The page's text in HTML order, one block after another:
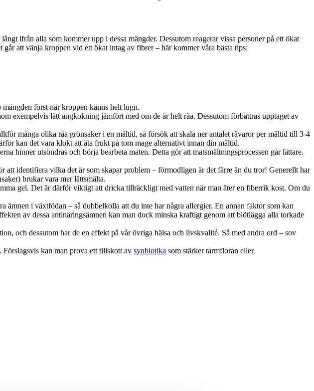
ifrån alla som kommer upp i dessa mängder. Dessutom reagerar vissa personer på ett ökat
att vänja kroppen vid ett ökat intag av fibrer – här kommer våra bästa tips:
först när kroppen känns helt lugn.
exempelvis lätt ångkokning jämfört med om de är helt råa. Dessutom förbättras upptaget av
många olika råa grönsaker i en måltid, så försök att skala ner antalet råvaror per måltid till 3-4
kan det vara klokt att äta frukt på tom mage alternativt innan din måltid.
hinner utsöndras och börja bearbeta maten. Detta gör att matsmältningsprocessen går lättare.
identifiera vilka det är som skapar problem – förmodligen är det färre än du tror! Generellt har
brukar vara mer lättsmälta.
gel. Det är därför viktigt att dricka tillräckligt med vatten när man äter en fiberrik kost. Om du
ämnen i växtfödan – så dubbelkolla att du inte har några allergier. En annan faktor som kan
av dessa antinäringsämnen kan man dock minska kraftigt genom att blötlägga alla torkade
och dessutom har de en effekt på vår övriga hälsa och livskvalité. Så med andra ord – sov
kan man prova ett tillskott av synbiotika som stärker tarmfloran eller